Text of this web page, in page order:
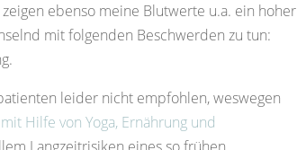
ebenso meine Blutwerte u.a. ein hoher
mit folgenden Beschwerden zu tun:
leider nicht empfohlen, weswegen
Hilfe von Yoga, Ernährung und